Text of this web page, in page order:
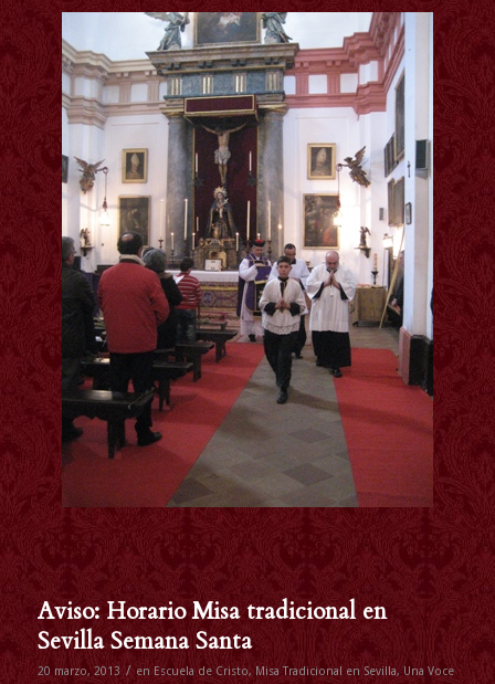
Aviso: Horario Misa tradicional en
Sevilla Semana Santa
20 marzo, 2013 / en Escuela de Cristo, Misa Tradicional en Sevilla, Una Voce